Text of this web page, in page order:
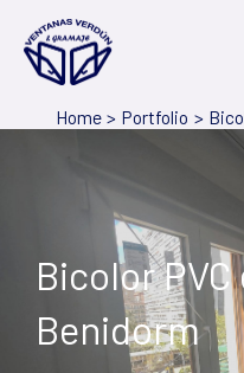
content
Home
Portfolio
Bicolor
Benidorm